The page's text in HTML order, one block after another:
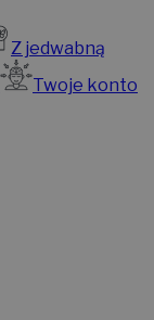
Z jedwabną
Twoje konto